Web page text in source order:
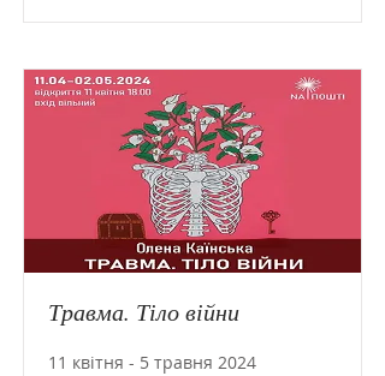
Травма. Тіло війни
11 квітня - 5 травня 2024